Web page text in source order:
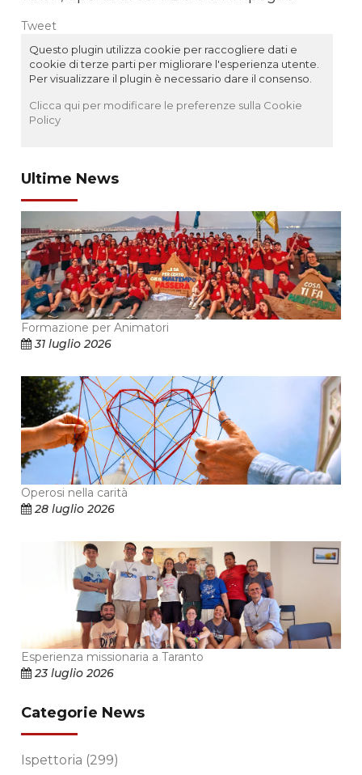
Tweet
Questo plugin utilizza cookie per raccogliere dati e
cookie di terze parti per migliorare l'esperienza utente.
Per visualizzare il plugin è necessario dare il consenso.
Clicca qui per modificare le preferenze sulla Cookie
Policy
Ultime News
Formazione per Animatori
31 luglio 2026
Operosi nella carità
28 luglio 2026
Esperienza missionaria a Taranto
23 luglio 2026
Categorie News
Ispettoria (299)